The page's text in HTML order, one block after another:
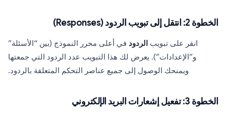
الخطوة 2: انتقل إلى تبويب الردود (Responses)
انقر على تبويب الردود في أعلى محرر النموذج (بين “الأسئلة”
و”الإعدادات”). يعرض لك هذا التبويب عدد الردود التي جمعتها
ويمنحك الوصول إلى جميع عناصر التحكم المتعلقة بالردود.
الخطوة 3: تفعيل إشعارات البريد الإلكتروني